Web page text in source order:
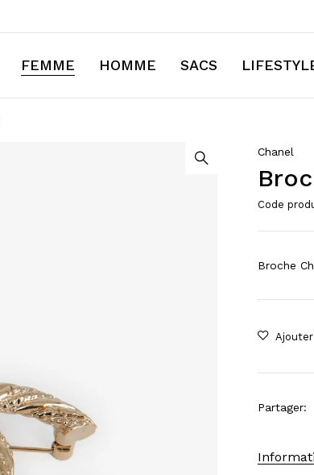
FEMME HOMME SACS
Chanel
Code
Broche
Partager: